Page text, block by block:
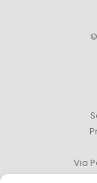
Via
Tel. +39